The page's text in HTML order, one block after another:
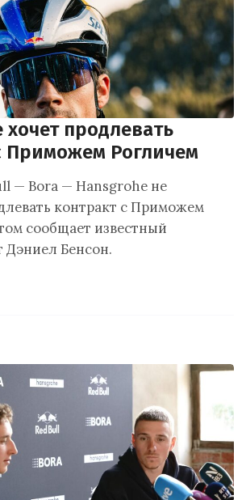
хочет продлевать
Приможем Рогличем
— Bora — Hansgrohe не
контракт с Приможем
сообщает известный
Дэниел Бенсон.